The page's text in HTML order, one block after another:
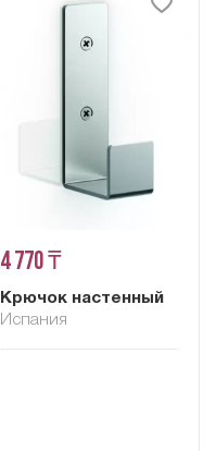
4 770 ₸
Крючок настенный
Испания